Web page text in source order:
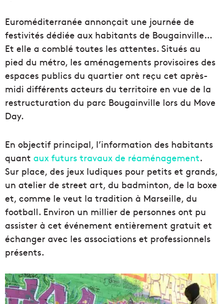
Euroméditerranée annonçait une journée de
festivités dédiée aux habitants de Bougainville…
Et elle a comblé toutes les attentes. Situés au
pied du métro, les aménagements provisoires des
espaces publics du quartier ont reçu cet après-
midi différents acteurs du territoire en vue de la
restructuration du parc Bougainville lors du Move
Day.
En objectif principal, l’information des habitants
quant aux futurs travaux de réaménagement.
Sur place, des jeux ludiques pour petits et grands,
un atelier de street art, du badminton, de la boxe
et, comme le veut la tradition à Marseille, du
football. Environ un millier de personnes ont pu
assister à cet événement entièrement gratuit et
échanger avec les associations et professionnels
présents.